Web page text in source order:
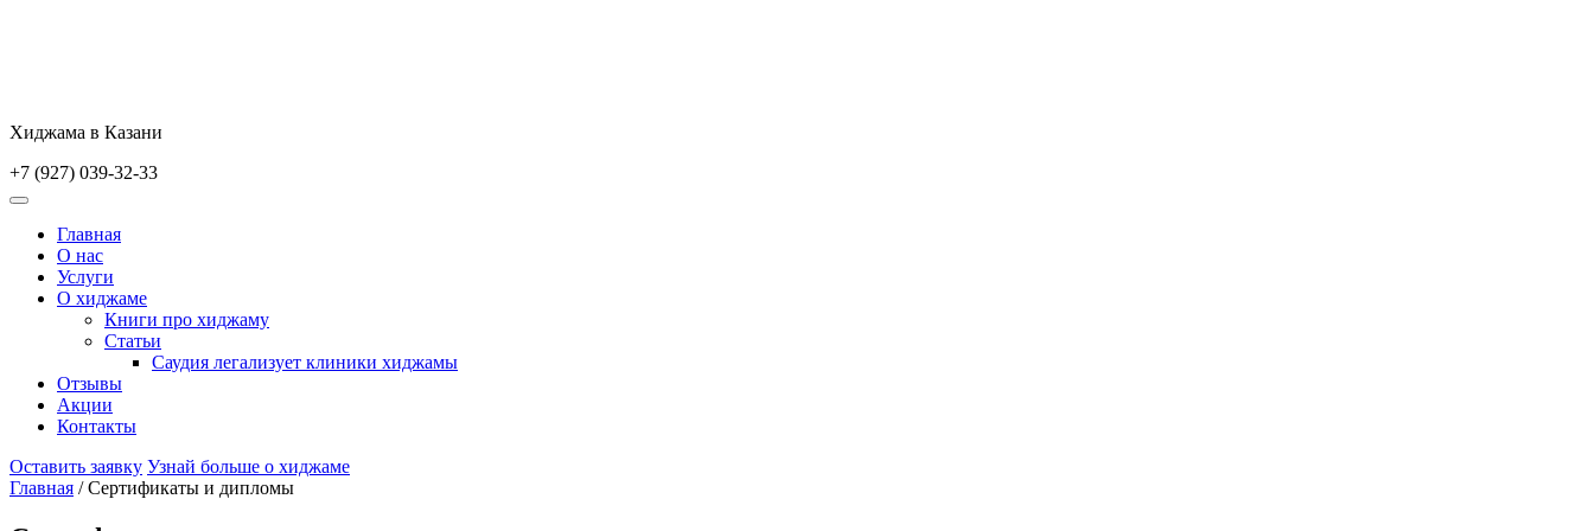
Хиджама в Казани
+7 (927) 039-32-33
Главная
О нас
Услуги
О хиджаме
Книги про хиджаму
Статьи
Саудия легализует клиники хиджамы
Отзывы
Акции
Контакты
Оставить заявку Узнай больше о хиджаме
Главная /Сертификаты и дипломы